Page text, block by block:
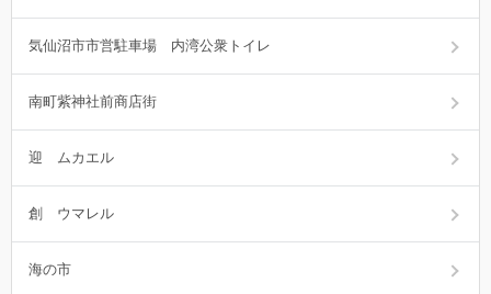
気仙沼市市営駐車場 内湾公衆トイレ
南町紫神社前商店街
迎 ムカエル
創 ウマレル
海の市